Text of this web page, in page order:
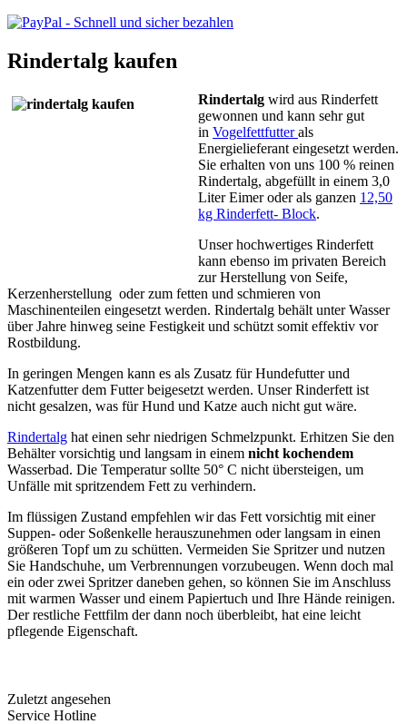
Rindertalg kaufen
Rindertalg wird aus Rinderfett
gewonnen und kann sehr gut
in Vogelfettfutterals
Energielieferant eingesetzt werden.
Sie erhalten von uns 100 % reinen
Rindertalg, abgefüllt in einem 3,0
Liter Eimer oder als ganzen 12,50
kg Rinderfett- Block.
Unser hochwertiges Rinderfett
kann ebenso im privaten Bereich
zur Herstellung von Seife,
Kerzenherstellung oder zum fetten und schmieren von
Maschinenteilen eingesetzt werden. Rindertalg behält unter Wasser
über Jahre hinweg seine Festigkeit und schützt somit effektiv vor
Rostbildung.
In geringen Mengen kann es als Zusatz für Hundefutter und
Katzenfutter dem Futter beigesetzt werden. Unser Rinderfett ist
nicht gesalzen, was für Hund und Katze auch nicht gut wäre.
Rindertalg hat einen sehr niedrigen Schmelzpunkt. Erhitzen Sie den
Behälter vorsichtig und langsam in einem nicht kochendem
Wasserbad. Die Temperatur sollte 50° C nicht übersteigen, um
Unfälle mit spritzendem Fett zu verhindern.
Im flüssigen Zustand empfehlen wir das Fett vorsichtig mit einer
Suppen- oder Soßenkelle herauszunehmen oder langsam in einen
größeren Topf um zu schütten. Vermeiden Sie Spritzer und nutzen
Sie Handschuhe, um Verbrennungen vorzubeugen. Wenn doch mal
ein oder zwei Spritzer daneben gehen, so können Sie im Anschluss
mit warmen Wasser und einem Papiertuch und Ihre Hände reinigen.
Der restliche Fettfilm der dann noch überbleibt, hat eine leicht
pflegende Eigenschaft.
Zuletzt angesehen
Service Hotline